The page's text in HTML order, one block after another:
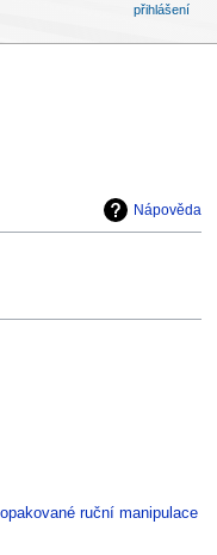
Nápověda
ruční manipulace
přihlášení